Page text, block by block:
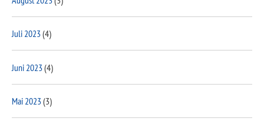
Juli 2023(4)
Juni 2023(4)
Mai 2023(3)